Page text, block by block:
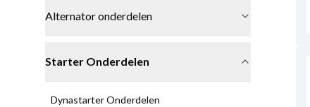
Alternator onderdelen
Starter Onderdelen
Dynastarter Onderdelen